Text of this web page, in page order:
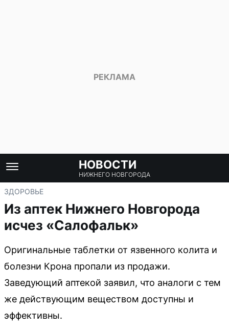
НОВОСТИ
НИЖНЕГО НОВГОРОДА
ЗДОРОВЬЕ
Из аптек Нижнего Новгорода
исчез «Салофальк»
Оригинальные таблетки от язвенного колита и
болезни Крона пропали из продажи.
Заведующий аптекой заявил, что аналоги с тем
же действующим веществом доступны и
эффективны.